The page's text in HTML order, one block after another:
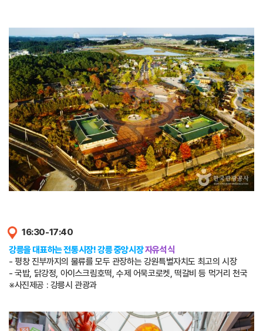
16:30-17:40
강릉을 대표하는 전통시장! 강릉 중앙시장자유석식
- 평창 진부까지의 물류를 모두 관장하는 강원특별자치도 최고의 시장
- 국밥, 닭강정, 아이스크림호떡, 수제 어묵코로켓, 떡갈비 등 먹거리 천국
※사진제공 : 강릉시 관광과